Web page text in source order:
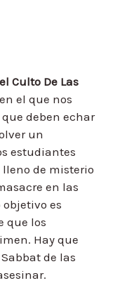
Culto De Las
el que nos
deben echar
un
estudiantes
lleno de misterio
en las
objetivo es
que los
Hay que
de las